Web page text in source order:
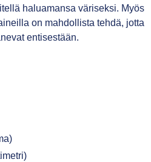
haluamansa väriseksi. Myös
on mahdollista tehdä, jotta
entisestään.